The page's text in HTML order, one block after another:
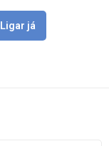
Ligar já